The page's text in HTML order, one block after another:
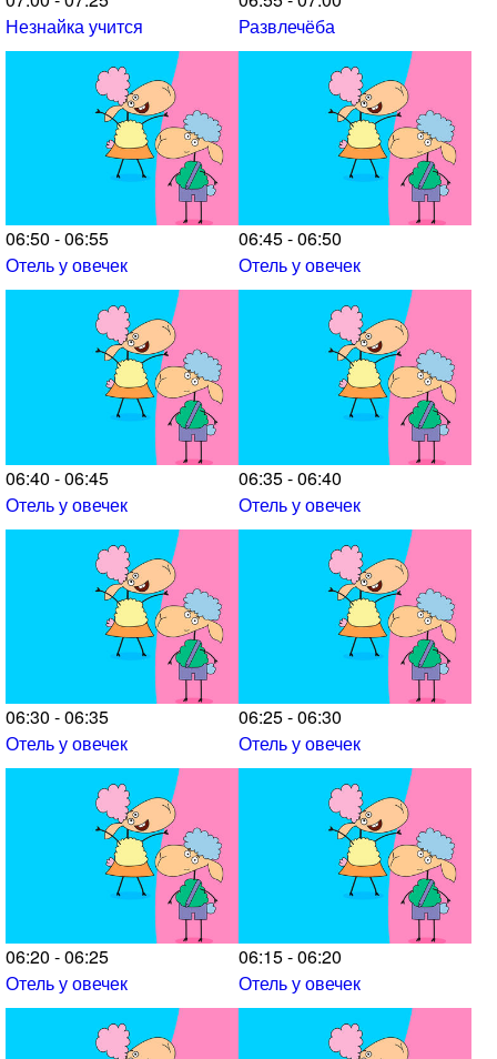
Незнайка учится
Развлечёба
06:50 - 06:55
Отель у овечек
06:45 - 06:50
Отель у овечек
06:40 - 06:45
Отель у овечек
06:35 - 06:40
Отель у овечек
06:30 - 06:35
Отель у овечек
06:25 - 06:30
Отель у овечек
06:20 - 06:25
Отель у овечек
06:15 - 06:20
Отель у овечек